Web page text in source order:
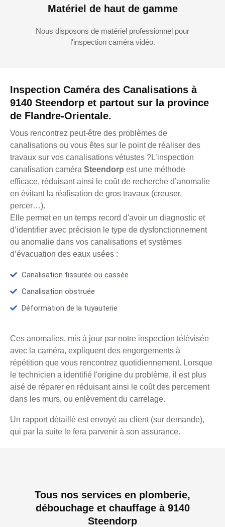
Inspection Caméra des Canalisations à
9140 Steendorp et partout sur la province
de Flandre-Orientale.
Vous rencontrez peut-être des problèmes de
canalisations ou vous êtes sur le point de réaliser des
travaux sur vos canalisations vétustes ?L’inspection
canalisation caméra Steendorp est une méthode
efficace, réduisant ainsi le coût de recherche d’anomalie
en évitant la réalisation de gros travaux (creuser,
percer…).
Elle permet en un temps record d'avoir un diagnostic et
d’identifier avec précision le type de dysfonctionnement
ou anomalie dans vos canalisations et systèmes
d’évacuation des eaux usées :
Canalisation fissurée ou cassée
Canalisation obstruée
Déformation de la tuyauterie
Ces anomalies, mis à jour par notre inspection télévisée
avec la caméra, expliquent des engorgements à
répétition que vous rencontrez quotidiennement. Lorsque
le technicien a identifié l'origine du problème, il est plus
aisé de réparer en réduisant ainsi le coût des percement
dans les murs, ou enlèvement du carrelage.
Un rapport détaillé est envoyé au client (sur demande),
qui par la suite le fera parvenir à son assurance.
Matériel de haut de gamme
Nous disposons de matériel professionnel pour
l'inspection caméra vidéo.
Tous nos services en plomberie,
débouchage et chauffage à 9140
Steendorp